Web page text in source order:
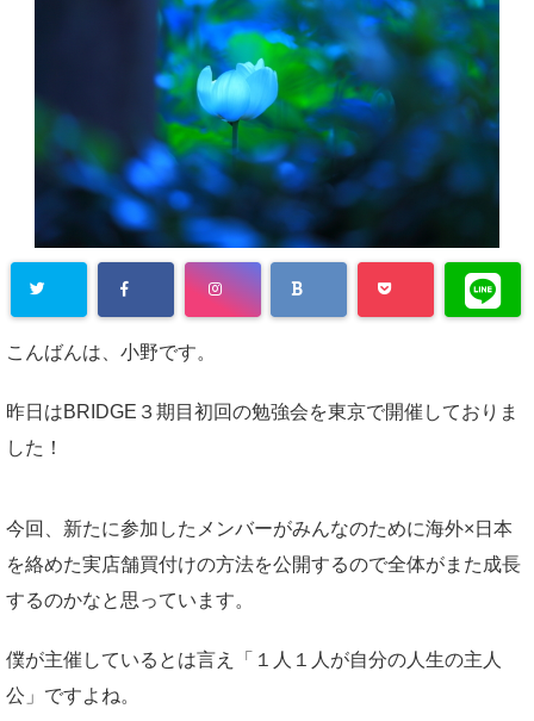
こんばんは、小野です。
昨日はBRIDGE３期目初回の勉強会を東京で開催しておりま
した！
今回、新たに参加したメンバーがみんなのために海外×日本
を絡めた実店舗買付けの方法を公開するので全体がまた成長
するのかなと思っています。
僕が主催しているとは言え「１人１人が自分の人生の主人
公」ですよね。